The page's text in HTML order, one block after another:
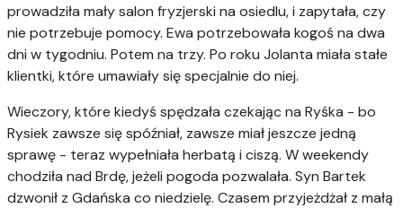
prowadziła mały salon fryzjerski na osiedlu, i zapytała, czy
nie potrzebuje pomocy. Ewa potrzebowała kogoś na dwa
dni w tygodniu. Potem na trzy. Po roku Jolanta miała stałe
klientki, które umawiały się specjalnie do niej.
Wieczory, które kiedyś spędzała czekając na Ryśka - bo
Rysiek zawsze się spóźniał, zawsze miał jeszcze jedną
sprawę - teraz wypełniała herbatą i ciszą. W weekendy
chodziła nad Brdę, jeżeli pogoda pozwalała. Syn Bartek
dzwonił z Gdańska co niedzielę. Czasem przyjeżdżał z małą